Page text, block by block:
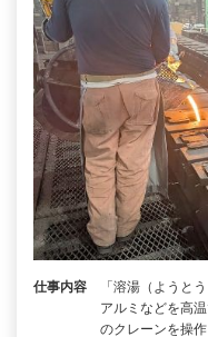
仕事内容
「溶湯（ようと
アルミなどを高
のクレーンを操